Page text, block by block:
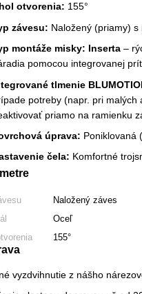
otvorenia: 155°
závesu: Naložený (priamy)
montáže misky: Inserta –
pomocou integrovanej
tlmenie
potreby (napr. pri
priamo na ramienku
úprava: Poniklovaná
čela: Komfortné
Naložený záves
Oceľ
155°
vyzdvihnutie z nášho